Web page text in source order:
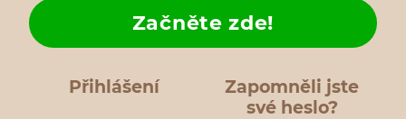
Přihlášení
Zapomněli jste
své heslo?
Začněte zde!